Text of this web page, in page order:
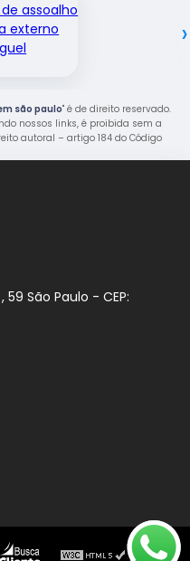
›
são paulo" é de direito reservado.
nossos links, é proibida sem a
autoral – artigo 184 do Código
São Paulo - CEP: